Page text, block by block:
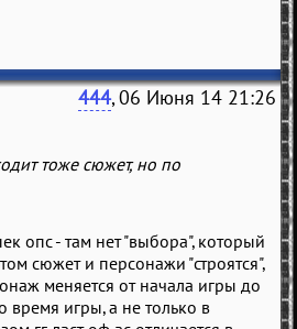
444, 06 Июня 14 21:26
тоже сюжет, но по
опс - там нет "выбора", который
сюжет и персонажи "строятся",
меняется от начала игры до
время игры, а не только в